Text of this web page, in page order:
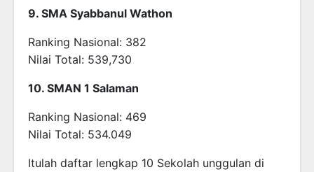
9. SMA Syabbanul Wathon
Ranking Nasional: 382
Nilai Total: 539,730
10. SMAN 1 Salaman
Ranking Nasional: 469
Nilai Total: 534.049
Itulah daftar lengkap 10 Sekolah unggulan di